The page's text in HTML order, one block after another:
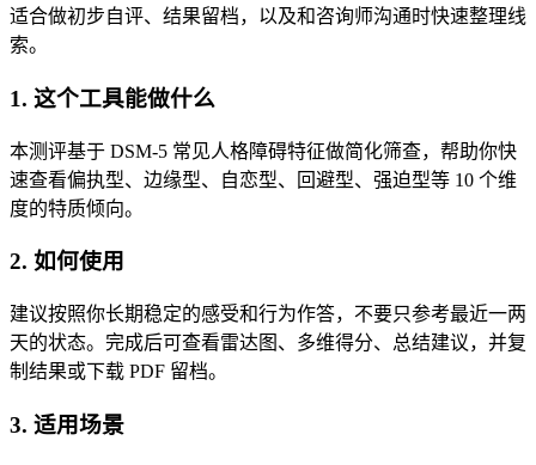
适合做初步自评、结果留档，以及和咨询师沟通时快速整理线
索。
1. 这个工具能做什么
本测评基于 DSM-5 常见人格障碍特征做简化筛查，帮助你快
速查看偏执型、边缘型、自恋型、回避型、强迫型等 10 个维
度的特质倾向。
2. 如何使用
建议按照你长期稳定的感受和行为作答，不要只参考最近一两
天的状态。完成后可查看雷达图、多维得分、总结建议，并复
制结果或下载 PDF 留档。
3. 适用场景